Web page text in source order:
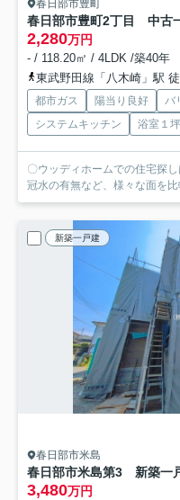
春日部市豊町
春日部市豊町2丁目 中古
2,280万円
- / 118.20㎡ / 4LDK /築40年
東武野田線「八木崎」駅
都市ガス 陽当り良好 バ
システムキッチン
浴室１
〇ウッディホームでの住宅探しは？ ■構造の耐震性や地盤の良
冠水の有無など、様々な面を
新築一戸建
春日部市米島
春日部市米島第3 新築一
3,480万円